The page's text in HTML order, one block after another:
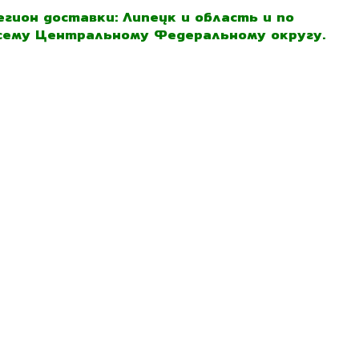
доставки: Липецк и область и по
Центральному Федеральному округу.